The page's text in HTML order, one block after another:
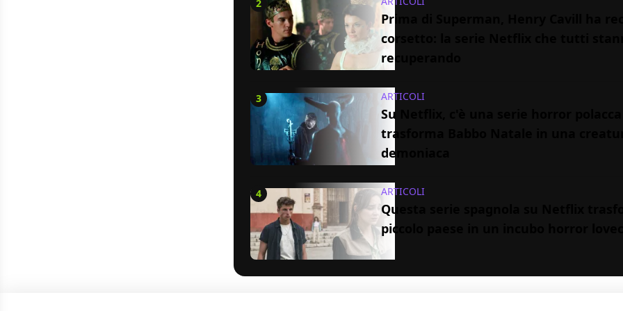
2
Prima di Superman, Henry Cavill ha
corsetto: la serie Netflix che tutti
recuperando
3 ARTICOLI
Su Netflix, c'è una serie horror polacca
trasforma Babbo Natale in una
demoniaca
4 ARTICOLI
Questa serie spagnola su Netflix
piccolo paese in un incubo horror